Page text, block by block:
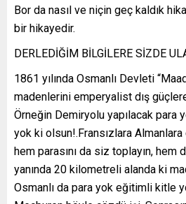
Bor da nasıl ve niçin geç kaldık
bir hikayedir.
DERLEDİĞİM BİLGİLERE SİZDE
1861 yılında Osmanlı Devleti
madenlerini emperyalist dış
Örneğin Demiryolu yapılacak para
yok ki olsun!.Fransızlara
hem parasını da siz toplayın, hem
yanında 20 kilometreli alanda ki
Osmanlı da para yok eğitimli kitle